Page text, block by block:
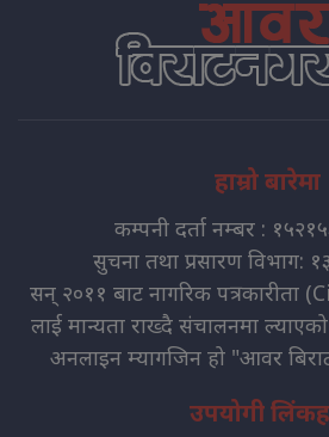
हाम्रो बारेमा
कम्पनी दर्ता नम्बर :
सुचना तथा प्रसारण विभाग:
सन् २०११ बाट नागरिक
लाई मान्यता राख्दै संचालनमा
अनलाइन म्यागजिन हो "आवर
उपयोगी